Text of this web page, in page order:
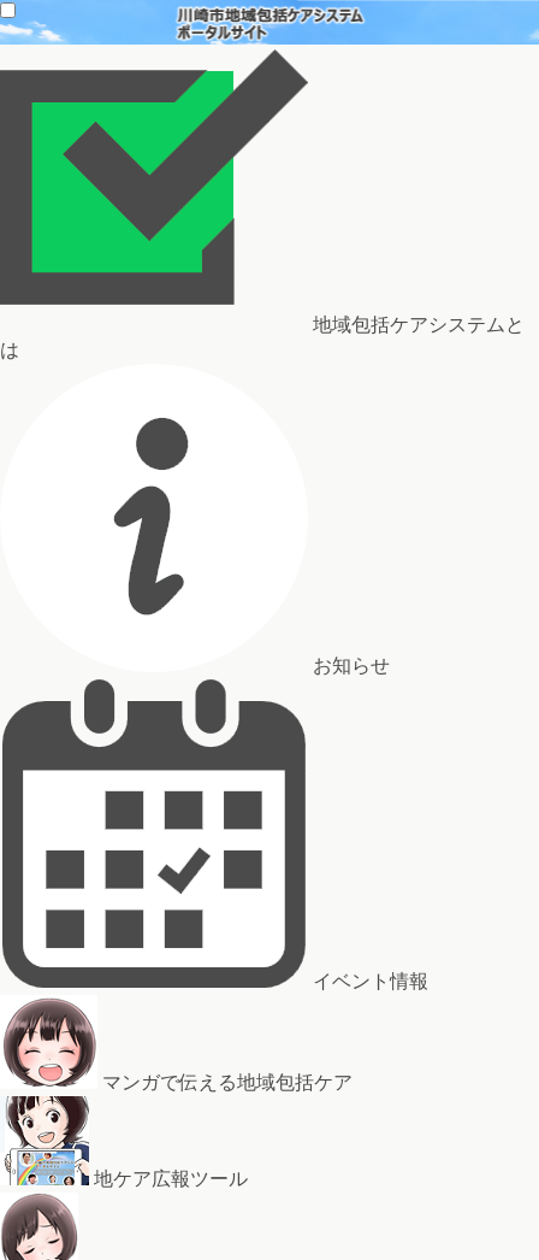
地域包括ケアシステムと
は
お知らせ
イベント情報
マンガで伝える地域包括ケア
地ケア広報ツール